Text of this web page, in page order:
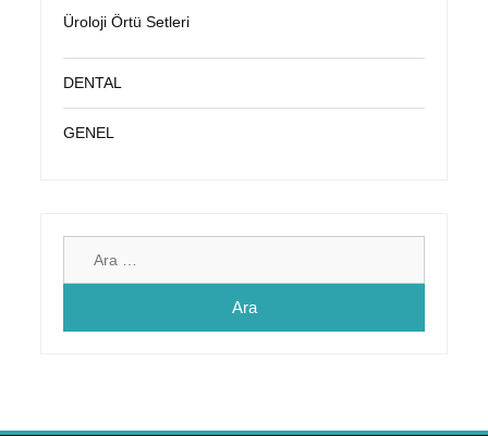
Üroloji Örtü Setleri
DENTAL
GENEL